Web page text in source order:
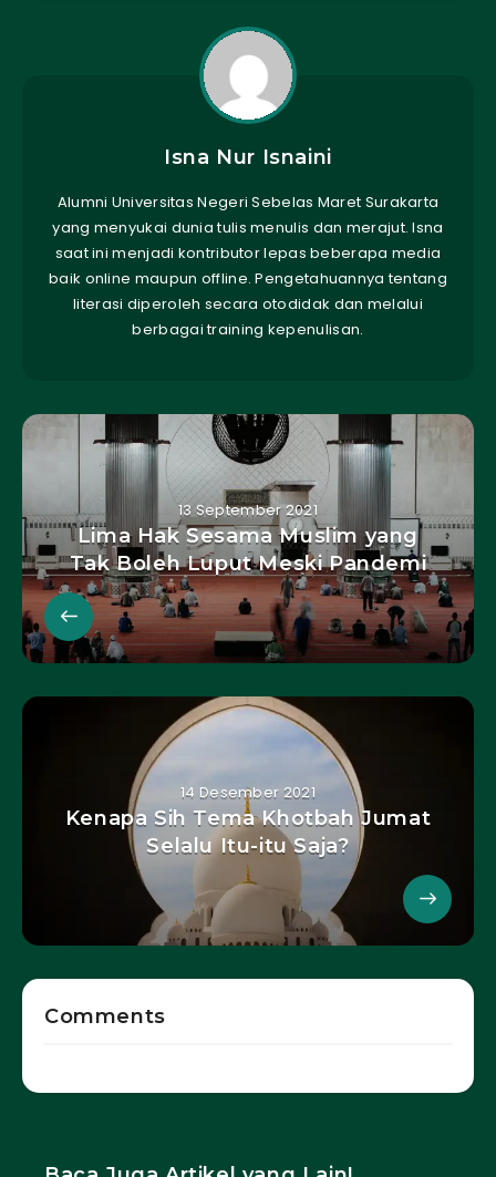
Isna Nur Isnaini
Alumni Universitas Negeri Sebelas Maret Surakarta
yang menyukai dunia tulis menulis dan merajut. Isna
saat ini menjadi kontributor lepas beberapa media
baik online maupun offline. Pengetahuannya tentang
literasi diperoleh secara otodidak dan melalui
berbagai training kepenulisan.
13 September 2021
Lima Hak Sesama Muslim yang
Tak Boleh Luput Meski Pandemi
14 Desember 2021
Kenapa Sih Tema Khotbah Jumat
Selalu Itu-itu Saja?
Comments